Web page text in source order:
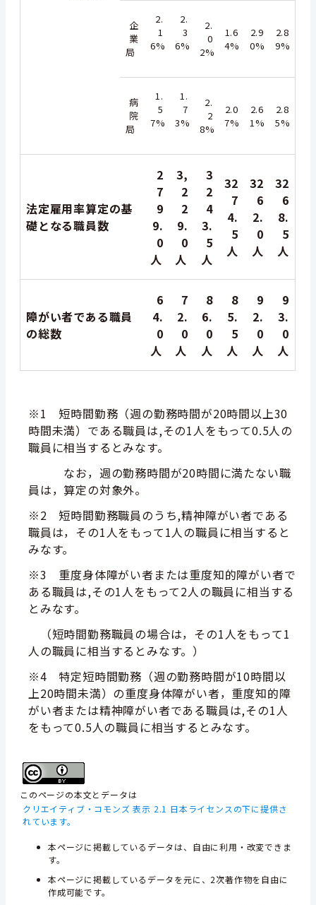
企
業
局
2.
1
6%
2.
3
6%
2.
0
2%
1.6
4%
2.9
0%
2.8
9%
病
院
局
1.
5
7%
1.
7
3%
2.
2
8%
2.0
7%
2.6
1%
2.8
5%
法定雇用率算定の基
礎となる職員数
2
7
9
9.
0
人
3,
2
2
9.
0
人
3
2
4
3.
5
人
32
7
4.
5
人
32
6
2.
0
人
32
6
8.
5
人
障がい者である職員
の総数
6
4.
0
人
7
2.
0
人
8
6.
0
人
8
5.
5
人
9
2.
0
人
9
3.
0
人
※1 短時間勤務（週の勤務時間が20時間以上30
時間未満）である職員は,その1人をもって0.5人の
職員に相当するとみなす。
なお，週の勤務時間が20時間に満たない職
員は，算定の対象外。
※2 短時間勤務職員のうち,精神障がい者である
職員は，その1人をもって1人の職員に相当すると
みなす。
※3 重度身体障がい者または重度知的障がい者で
ある職員は,その1人をもって2人の職員に相当する
とみなす。
（短時間勤務職員の場合は，その1人をもって1
人の職員に相当するとみなす。）
※4 特定短時間勤務（週の勤務時間が10時間以
上20時間未満）の重度身体障がい者，重度知的障
がい者または精神障がい者である職員は,その1人
をもって0.5人の職員に相当するとみなす。
このページの本文とデータは
クリエイティブ・コモンズ 表示 2.1 日本ライセンスの下に提供さ
れています。
本ページに掲載しているデータは、自由に利用・改変できま
す。
本ページに掲載しているデータを元に、2次著作物を自由に
作成可能です。